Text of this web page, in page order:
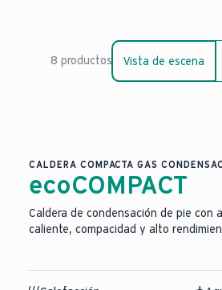
Reemplaza tu caldera
8 productos Vista de escena
CALDERA COMPACTA GAS
ecoCOMPACT
Caldera de condensación de pie con
caliente, compacidad y alto